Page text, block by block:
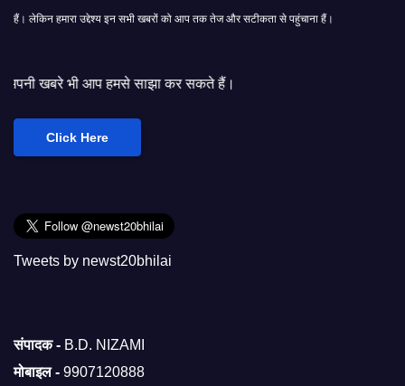
हैं। लेकिन हमारा उद्देश्य इन सभी खबरों को आप तक तेज और सटीकता से पहुंचाना हैं।
हमसे साझा कर सकते हैं।
Click Here
Tweets by newst20bhilai
संपादक - B.D. NIZAMI
मोबाइल - 9907120888